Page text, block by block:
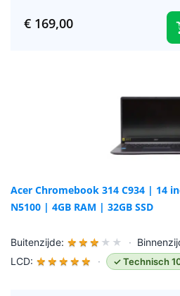
€169,00
Acer Chromebook 314 C934 | 14
N5100 | 4GB RAM | 32GB SSD
Buitenzijde: ★ ★ ★ ★ ★ ·
LCD: ★ ★ ★ ★ ★ · ✓ Technisch